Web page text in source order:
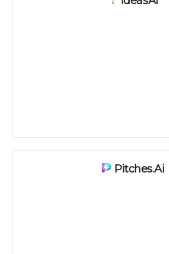
Pitches.ai